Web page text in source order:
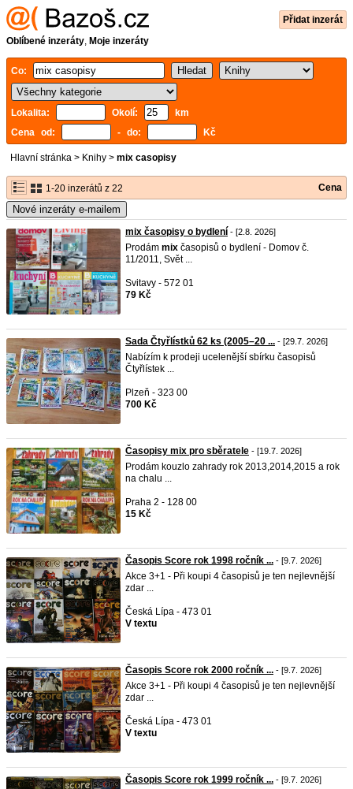
Přidat inzerát
Oblíbené inzeráty, Moje inzeráty
Co:
Lokalita: Okolí:
km
Cena od:
- do: Kč
Hlavní stránka > Knihy > mix casopisy
1-20 inzerátů z 22 Cena
Nové inzeráty e-mailem
mix časopisy o bydlení - [2.8. 2026]
Prodám mix časopisů o bydlení - Domov č.
11/2011, Svět ...
Svitavy - 572 01
79 Kč
Sada Čtyřlístků 62 ks (2005–20 ... - [29.7. 2026]
Nabízím k prodeji ucelenější sbírku časopisů
Čtyřlístek ...
Plzeň - 323 00
700 Kč
Časopisy mix pro sběratele - [19.7. 2026]
Prodám kouzlo zahrady rok 2013,2014,2015 a rok
na chalu ...
Praha 2 - 128 00
15 Kč
Časopis Score rok 1998 ročník ... - [9.7. 2026]
Akce 3+1 - Při koupi 4 časopisů je ten nejlevnější
zdar ...
Česká Lípa - 473 01
V textu
Časopis Score rok 2000 ročník ... - [9.7. 2026]
Akce 3+1 - Při koupi 4 časopisů je ten nejlevnější
zdar ...
Česká Lípa - 473 01
V textu
Časopis Score rok 1999 ročník ... - [9.7. 2026]